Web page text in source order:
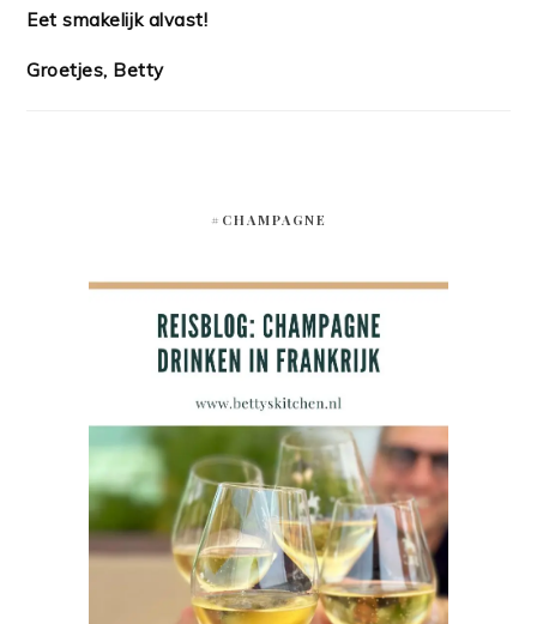
Eet smakelijk alvast!
Groetjes, Betty
#CHAMPAGNE